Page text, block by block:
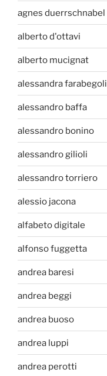
agnes duerrschnabel
alberto d'ottavi
alberto mucignat
alessandra farabegoli
alessandro baffa
alessandro bonino
alessandro gilioli
alessandro torriero
alessio jacona
alfabeto digitale
alfonso fuggetta
andrea baresi
andrea beggi
andrea buoso
andrea luppi
andrea perotti